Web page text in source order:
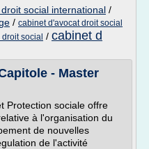
social international /
/ cabinet d'avocat droit social
social / cabinet d
- Master
Protection sociale offre
à l'organisation du
de nouvelles
de l'activité